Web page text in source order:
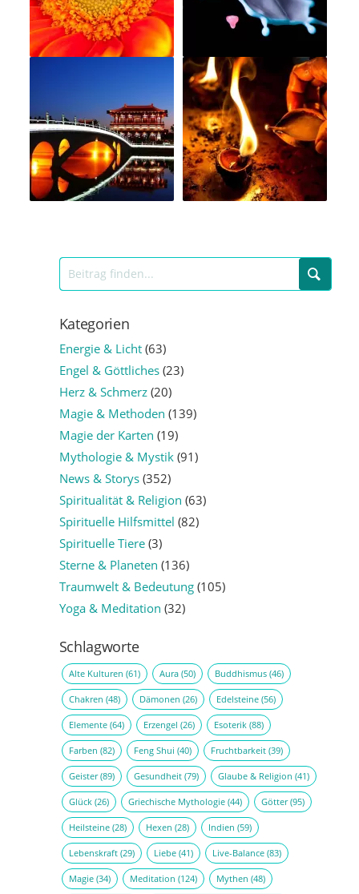
Kategorien
Energie & Licht(63)
Engel & Göttliches(23)
Herz & Schmerz(20)
Magie & Methoden (139)
Magie der Karten (19)
Mythologie & Mystik(91)
News & Storys(352)
Spiritualität & Religion (63)
Spirituelle Hilfsmittel (82)
Spirituelle Tiere(3)
Sterne & Planeten (136)
Traumwelt & Bedeutung(105)
Yoga & Meditation (32)
Schlagworte
Alte Kulturen (61) Aura(50) Buddhismus(46)
Chakren (48) Dämonen (26) Edelsteine(56)
Elemente(64) Erzengel (26) Esoterik(88)
Farben (82) Feng Shui (40) Fruchtbarkeit(39)
Geister(89) Gesundheit(79) Glaube & Religion (41)
Glück(26) Griechische Mythologie(44) Götter(95)
Heilsteine(28) Hexen (28) Indien (59)
Lebenskraft(29) Liebe(41) Live-Balance(83)
Magie(34) Meditation (124) Mythen (48)